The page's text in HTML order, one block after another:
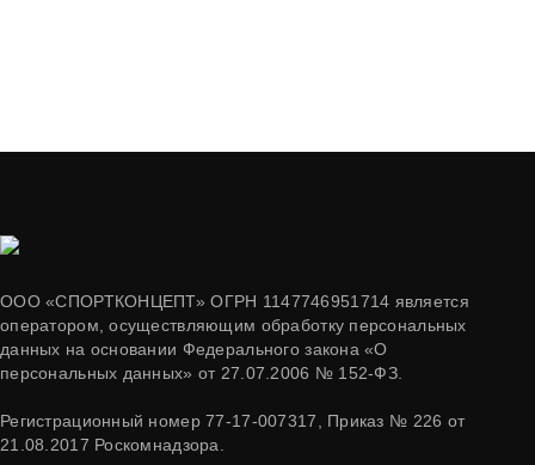
ООО «СПОРТКОНЦЕПТ» ОГРН 1147746951714 является
оператором, осуществляющим обработку персональных
данных на основании Федерального закона «О
персональных данных» от 27.07.2006 № 152-ФЗ.
Регистрационный номер 77-17-007317, Приказ № 226 от
21.08.2017 Роскомнадзора.